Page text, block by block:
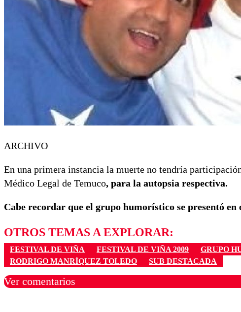
ARCHIVO
En una primera instancia la muerte no tendría
Médico Legal de Temuco, para la autopsia respectiva.
Cabe recordar que el grupo humorístico se presentó
OTROS TEMAS A EXPLORAR:
FESTIVAL DE VIÑA FESTIVAL DE VIÑA 2009 GRUPO
RODRIGO MANRÍQUEZ TOLEDO
SUB DESTACADA
Ver comentarios